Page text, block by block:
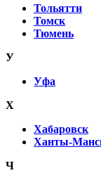
Тольятти
Томск
Тюмень
У
Уфа
Х
Хабаровск
Ханты-
Ч